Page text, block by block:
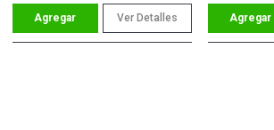
Ver Detalles